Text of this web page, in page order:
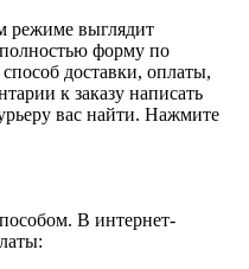
режиме выглядит
форму по
доставки, оплаты,
к заказу написать
вас найти. Нажмите
В интернет-